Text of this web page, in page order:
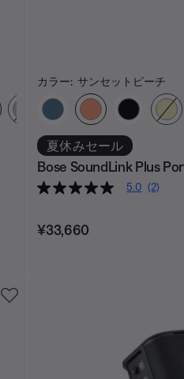
カラー: サンセットピーチ
カラーの選択
夏休みセール
Bose SoundLink Plus
5.0 (2)
価格:
¥33,660